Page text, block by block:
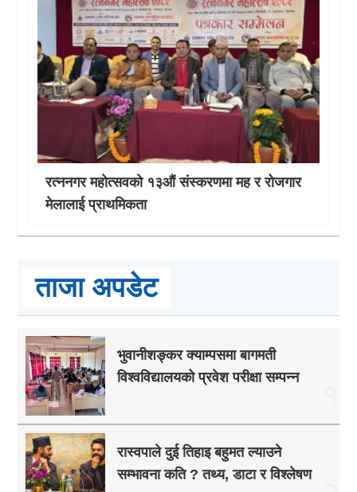
रत्ननगर महोत्सवको १३औं संस्करणमा मह र रोजगार
मेलालाई प्राथमिकता
ताजा अपडेट
भुवानीशङ्कर क्याम्पसमा बागमती
विश्वविद्यालयको प्रवेश परीक्षा सम्पन्न
रास्वपाले दुई तिहाइ बहुमत ल्याउने
सम्भावना कति ? तथ्य, डाटा र विश्लेषण